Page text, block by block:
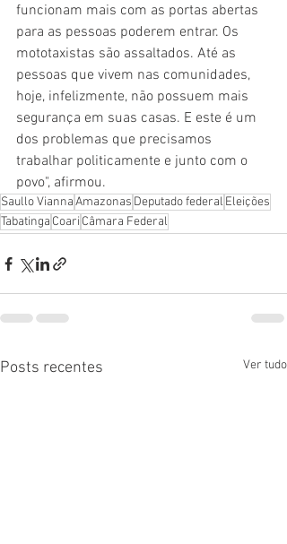
funcionam mais com as portas abertas
para as pessoas poderem entrar. Os
mototaxistas são assaltados. Até as
pessoas que vivem nas comunidades,
hoje, infelizmente, não possuem mais
segurança em suas casas. E este é um
dos problemas que precisamos
trabalhar politicamente e junto com o
povo", afirmou.
Saullo ViannaAmazonas Deputado federal Eleições
Tabatinga Coari Câmara Federal
Posts recentes Ver tudo